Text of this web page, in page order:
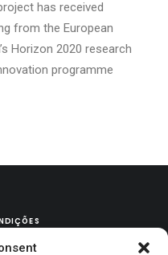
has received
from the European
Horizon 2020 research
programme